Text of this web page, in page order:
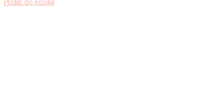
Pridať do košíka